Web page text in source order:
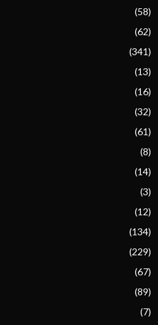
(58)
(62)
(341)
(13)
(16)
(32)
(61)
(8)
(14)
(3)
(12)
(134)
(229)
(67)
(89)
(7)